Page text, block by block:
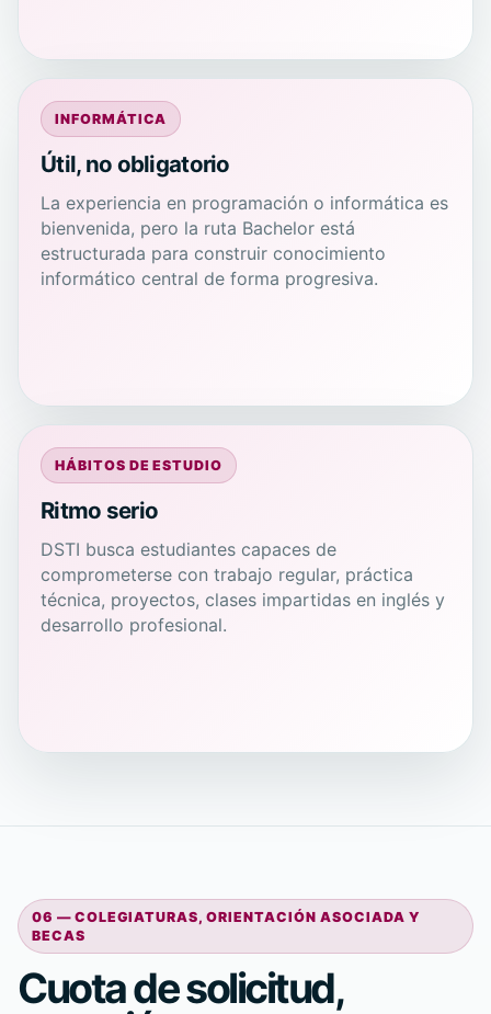
INFORMÁTICA
Útil, no obligatorio
La experiencia en programación o informática es
bienvenida, pero la ruta Bachelor está
estructurada para construir conocimiento
informático central de forma progresiva.
HÁBITOS DE ESTUDIO
Ritmo serio
DSTI busca estudiantes capaces de
comprometerse con trabajo regular, práctica
técnica, proyectos, clases impartidas en inglés y
desarrollo profesional.
06 — COLEGIATURAS, ORIENTACIÓN ASOCIADA Y
BECAS
Cuota de solicitud,